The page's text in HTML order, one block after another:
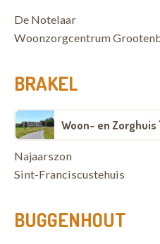
De Notelaar
Woonzorgcentrum
BRAKEL
Woon- en Zorghuis
Najaarszon
Sint-Franciscustehuis
BUGGENHOUT